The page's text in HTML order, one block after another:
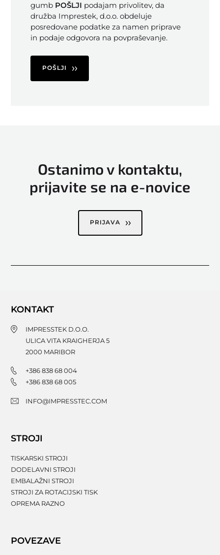
gumb POŠLJI podajam privolitev, da
družba Imprestek, d.o.o. obdeluje
posredovane podatke za namen priprave
in podaje odgovora na povpraševanje.
POŠLJI
Ostanimo v kontaktu,
prijavite se na e-novice
PRIJAVA
KONTAKT
IMPRESSTEK D.O.O.
ULICA VITA KRAIGHERJA 5
2000 MARIBOR
+386 838 68 004
+386 838 68 005
INFO@IMPRESSTEC.COM
STROJI
TISKARSKI STROJI
DODELAVNI STROJI
EMBALAŽNI STROJI
STROJI ZA ROTACIJSKI TISK
OPREMA RAZNO
POVEZAVE